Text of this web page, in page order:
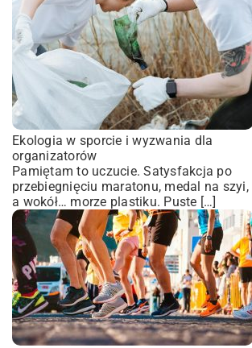
Ekologia w sporcie i wyzwania dla
organizatorów
Pamiętam to uczucie. Satysfakcja po
przebiegnięciu maratonu, medal na szyi,
a wokół… morze plastiku. Puste […]